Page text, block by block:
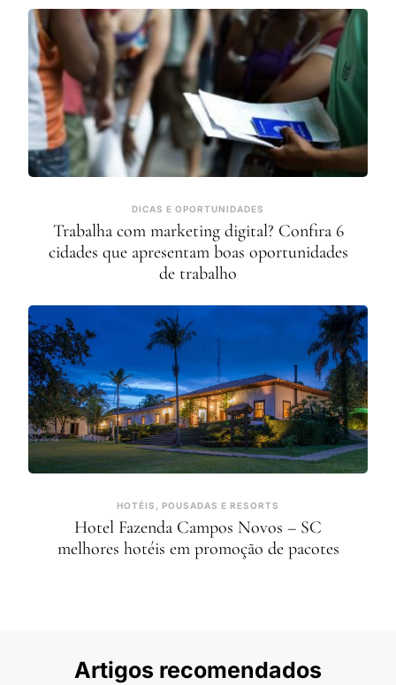
DICAS E OPORTUNIDADES
Trabalha com marketing digital? Confira 6
cidades que apresentam boas oportunidades
de trabalho
HOTÉIS, POUSADAS E RESORTS
Hotel Fazenda Campos Novos – SC
melhores hotéis em promoção de pacotes
Artigos recomendados